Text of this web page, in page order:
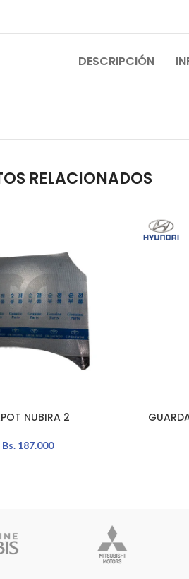
DESCRIPCIÓN
RELACIONADOS
NUBIRA 2
Bs. 187.000
AÑADIR